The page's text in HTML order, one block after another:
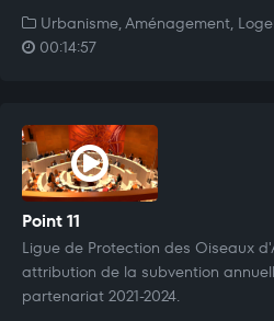
Urbanisme, Aménagement,
00:14:57
Point 11
Ligue de Protection des Oiseaux
attribution de la subvention
partenariat 2021-2024.